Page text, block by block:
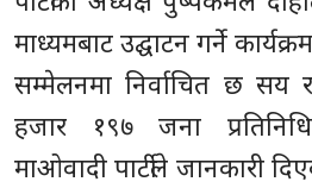
माध्यमबाट उद्घाटन गर्ने
सम्मेलनमा निर्वाचित छ
हजार १९७ जना
माओवादी पार्टीले जानकारी